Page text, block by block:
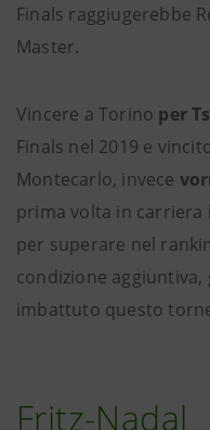
Finals raggiugerebbe
Master.
Vincere a Torino per
Finals nel 2019 e
Montecarlo, invece
prima volta in carriera
per superare nel
condizione
imbattuto questo
Fritz-Nadal